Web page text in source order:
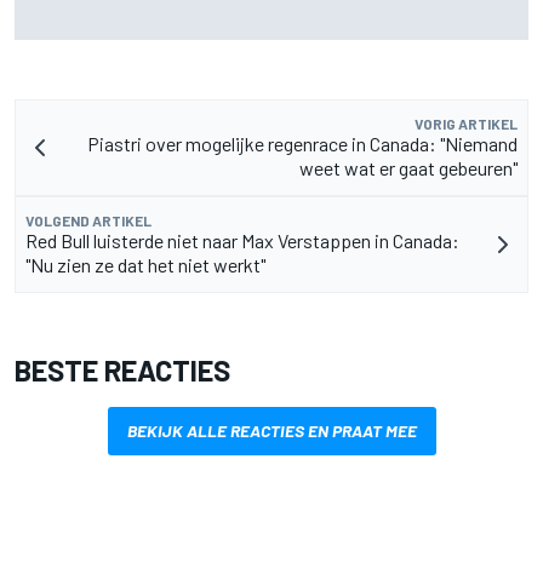
VORIG ARTIKEL
Piastri over mogelijke regenrace in Canada: "Niemand
weet wat er gaat gebeuren"
VOLGEND ARTIKEL
Red Bull luisterde niet naar Max Verstappen in Canada:
"Nu zien ze dat het niet werkt"
BESTE REACTIES
BEKIJK ALLE REACTIES EN PRAAT MEE